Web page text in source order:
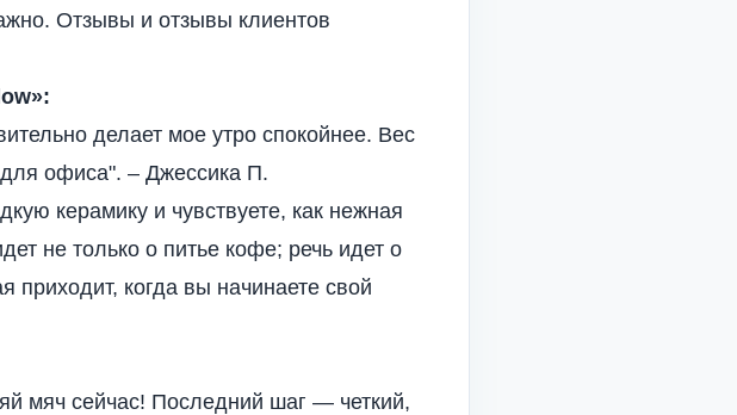
Отзывы и отзывы клиентов
делает мое утро спокойнее. Вес
офиса". – Джессика П.
керамику и чувствуете, как нежная
не только о питье кофе; речь идет о
приходит, когда вы начинаете свой
мяч сейчас! Последний шаг — четкий,